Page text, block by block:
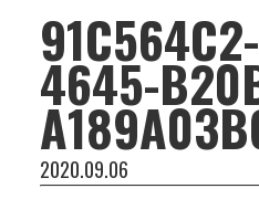
4645-
2020.09.06